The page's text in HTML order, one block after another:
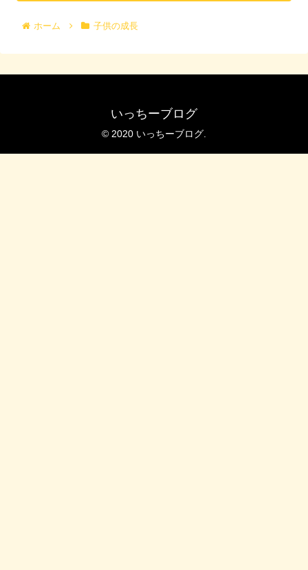
ホーム 子供の成長
いっちーブログ
© 2020 いっちーブログ.